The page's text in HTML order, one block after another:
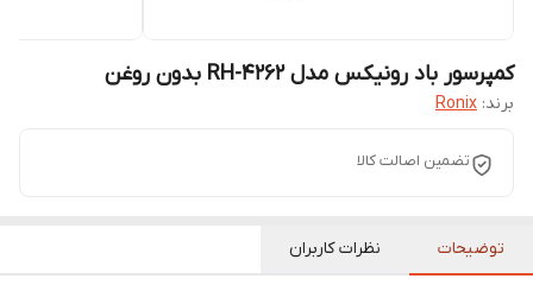
کمپرسور باد رونیکس مدل RH-4262 بدون روغن
برند: Ronix
تضمین اصالت کالا
توضیحات نظرات کاربران